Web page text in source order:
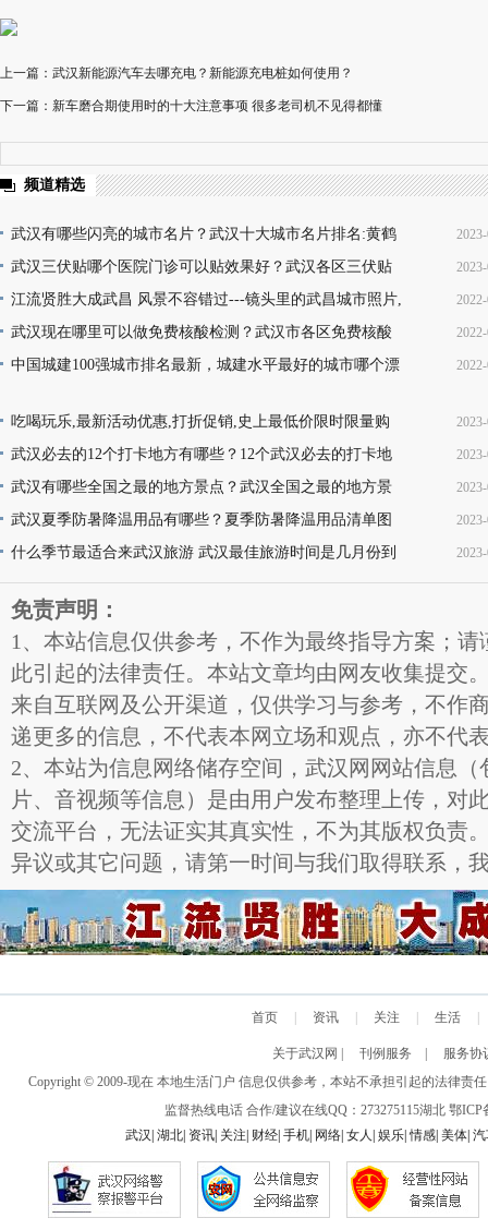
上一篇：武汉新能源汽车去哪充电？新能源充电桩如何使用？
下一篇：新车磨合期使用时的十大注意事项 很多老司机不见得都懂
频道精选
武汉有哪些闪亮的城市名片？武汉十大城市名片排名:黄鹤
楼热干面无人不知无人不晓
武汉三伏贴哪个医院门诊可以贴效果好？武汉各区三伏贴
医院门诊名单地址(就诊时间+门诊地点+价格查询+预
江流贤胜大成武昌 风景不容错过---镜头里的武昌城市照片,
韵味十足又充满活力
武汉现在哪里可以做免费核酸检测？武汉市各区免费核酸
检测地点位置咨询电话及时间(部分24小时检测)
中国城建100强城市排名最新，城建水平最好的城市哪个漂
吃喝玩乐,最新活动优惠,打折促销,史上最低价限时限量购
买,天天更新,超省钱,快来抢购!
武汉必去的12个打卡地方有哪些？12个武汉必去的打卡地
地址推荐
武汉有哪些全国之最的地方景点？武汉全国之最的地方景
点名称介绍及图片大全欣赏
武汉夏季防暑降温用品有哪些？夏季防暑降温用品清单图
片
什么季节最适合来武汉旅游 武汉最佳旅游时间是几月份到
几月份
免责声明：
1、本站信息仅供参考，不作为最终指导方案；
此引起的法律责任。本站文章均由网友收集提交
来自互联网及公开渠道，仅供学习与参考，不作
递更多的信息，不代表本网立场和观点，亦不代
2、本站为信息网络储存空间，武汉网网站信息
片、音视频等信息）是由用户发布整理上传，对
交流平台，无法证实其真实性，不为其版权负责
异议或其它问题，请第一时间与我们取得联系，
首页 资讯 关注 生活
关于武汉网 刊例服务
服务协
Copyright © 2009-现在 本地生活门户 信息仅供参考，本站不承担引起的法律
监督热线电话 合作/建议在线QQ：273275115湖北 鄂ICP
武汉 湖北| 资讯| 关注 财经| 手机| 网络| 女人 娱乐|情感| 美体| 汽